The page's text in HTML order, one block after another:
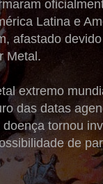
Latina e
afastado
Metal.
extremo
das datas
tornou
de